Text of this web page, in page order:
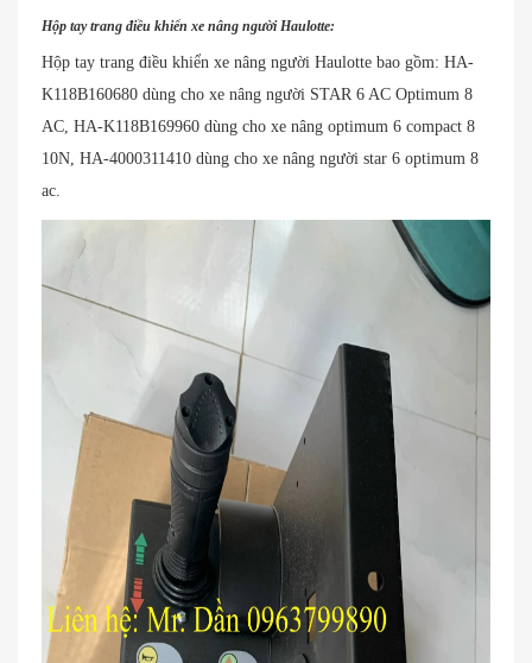
Hộp tay trang điều khiển xe nâng người Haulotte:
Hộp tay trang điều khiển xe nâng người Haulotte bao gồm: HA-
K118B160680 dùng cho xe nâng người STAR 6 AC Optimum 8
AC, HA-K118B169960 dùng cho xe nâng optimum 6 compact 8
10N, HA-4000311410 dùng cho xe nâng người star 6 optimum 8
ac.